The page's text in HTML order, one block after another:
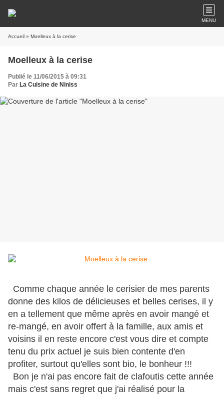
MENU
Accueil » Moelleux à la cerise
Moelleux à la cerise
Publié le 11/06/2015 à 09:31
Par La Cuisine de Niniss
Comme chaque année le cerisier de mes parents
donne des kilos de délicieuses et belles cerises, il y
en a tellement que même après en avoir mangé et
re-mangé, en avoir offert à la famille, aux amis et
voisins il en reste encore c'est vous dire et compte
tenu du prix actuel je suis bien contente d'en
profiter, surtout qu'elles sont bio, le bonheur !!!
Bon je n'ai pas encore fait de clafoutis cette année
mais c'est sans regret que j'ai réalisé pour la